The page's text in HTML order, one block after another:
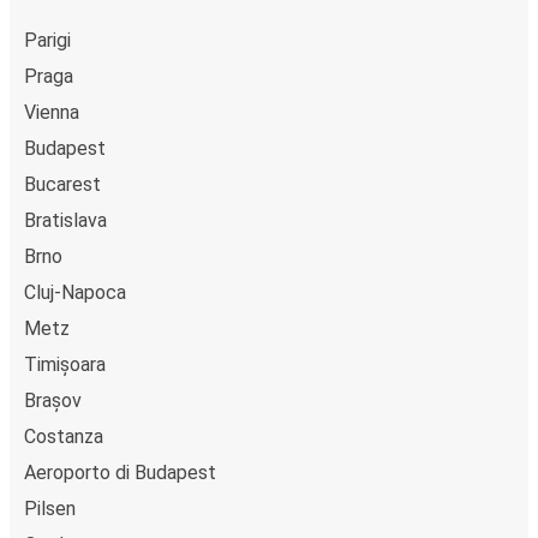
Parigi
Praga
Vienna
Budapest
Bucarest
Bratislava
Brno
Cluj-Napoca
Metz
Timișoara
Brașov
Costanza
Aeroporto di Budapest
Pilsen